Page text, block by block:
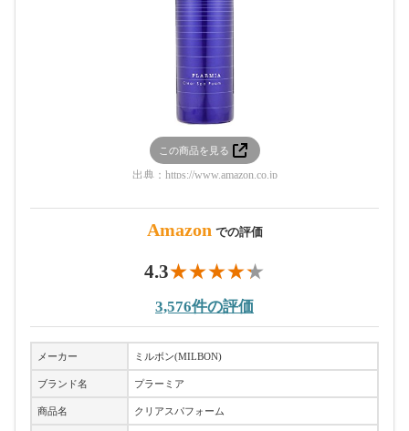
この商品を見る
出典： https://www.amazon.co.jp
Amazon での評価
4.3
3,576件の評価
メーカー ミルボン(MILBON)
ブランド名 プラーミア
商品名 クリアスパフォーム